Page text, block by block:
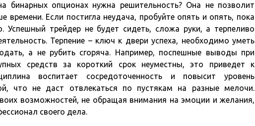
бинарных опционах нужна решительность? Она не позволит
времени. Если постигла неудача, пробуйте опять и опять, пока
Успешный трейдер не будет сидеть, сложа руки, а терпеливо
Терпение – ключ к двери успеха, необходимо уметь
а не рубить сгоряча. Например, поспешные выводы при
средств за короткий срок неуместны, это приведет к
воспитает сосредоточенность и повысит уровень
что не даст отвлекаться по пустякам на разные мелочи.
возможностей, не обращая внимания на эмоции и желания,
своего дела.